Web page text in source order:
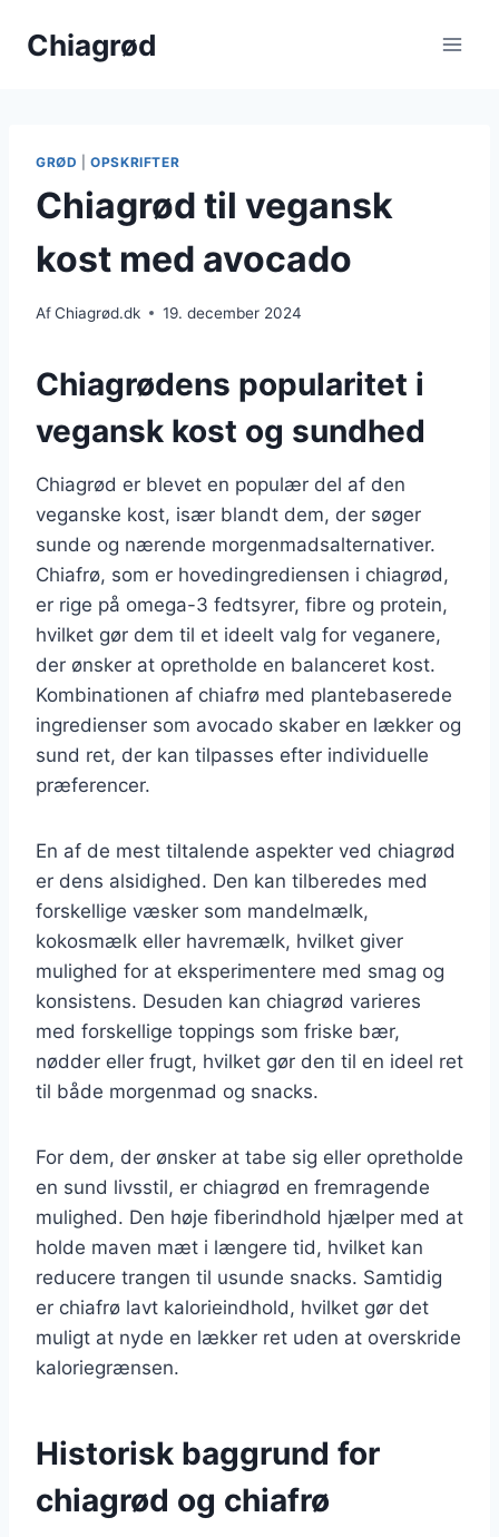
Chiagrød
GRØD |OPSKRIFTER
Chiagrød til vegansk
kost med avocado
AfChiagrød.dk 19. december 2024
Chiagrødens popularitet i
vegansk kost og sundhed
Chiagrød er blevet en populær del af den
veganske kost, især blandt dem, der søger
sunde og nærende morgenmadsalternativer.
Chiafrø, som er hovedingrediensen i chiagrød,
er rige på omega-3 fedtsyrer, fibre og protein,
hvilket gør dem til et ideelt valg for veganere,
der ønsker at opretholde en balanceret kost.
Kombinationen af chiafrø med plantebaserede
ingredienser som avocado skaber en lækker og
sund ret, der kan tilpasses efter individuelle
præferencer.
En af de mest tiltalende aspekter ved chiagrød
er dens alsidighed. Den kan tilberedes med
forskellige væsker som mandelmælk,
kokosmælk eller havremælk, hvilket giver
mulighed for at eksperimentere med smag og
konsistens. Desuden kan chiagrød varieres
med forskellige toppings som friske bær,
nødder eller frugt, hvilket gør den til en ideel ret
til både morgenmad og snacks.
For dem, der ønsker at tabe sig eller opretholde
en sund livsstil, er chiagrød en fremragende
mulighed. Den høje fiberindhold hjælper med at
holde maven mæt i længere tid, hvilket kan
reducere trangen til usunde snacks. Samtidig
er chiafrø lavt kalorieindhold, hvilket gør det
muligt at nyde en lækker ret uden at overskride
kaloriegrænsen.
Historisk baggrund for
chiagrød og chiafrø